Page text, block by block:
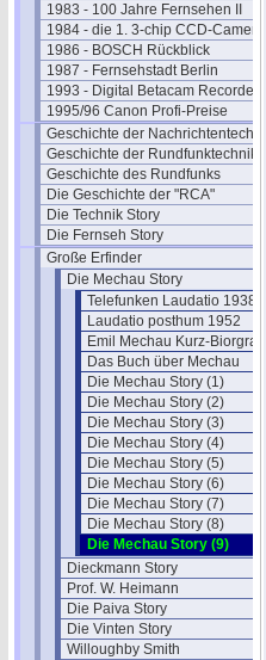
1983 - 100 Jahre Fernsehen II
1984 - die 1. 3-chip CCD-Camera
1986 - BOSCH Rückblick
1987 - Fernsehstadt Berlin
1993 - Digital Betacam Recorder
1995/96 Canon Profi-Preise
Geschichte der Nachrichtentechnik
Geschichte der Rundfunktechnik
Geschichte des Rundfunks
Die Geschichte der "RCA"
Die Technik Story
Die Fernseh Story
Große Erfinder
Die Mechau Story
Telefunken Laudatio 1938
Laudatio posthum 1952
Emil Mechau Kurz-Biorgrafie
Das Buch über Mechau
Die Mechau Story (1)
Die Mechau Story (2)
Die Mechau Story (3)
Die Mechau Story (4)
Die Mechau Story (5)
Die Mechau Story (6)
Die Mechau Story (7)
Die Mechau Story (8)
Die Mechau Story (9)
Dieckmann Story
Prof. W. Heimann
Die Paiva Story
Die Vinten Story
Willoughby Smith